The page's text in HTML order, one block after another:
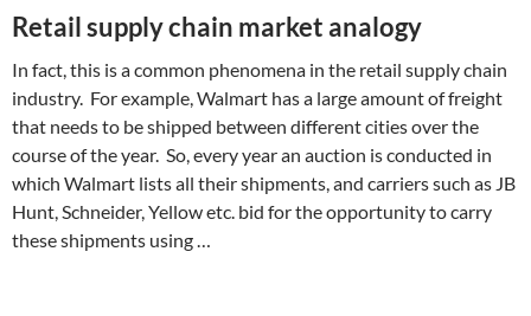
Retail supply chain market analogy
In fact, this is a common phenomena in the retail supply chain
industry. For example, Walmart has a large amount of freight
that needs to be shipped between different cities over the
course of the year. So, every year an auction is conducted in
which Walmart lists all their shipments, and carriers such as JB
Hunt, Schneider, Yellow etc. bid for the opportunity to carry
these shipments using …